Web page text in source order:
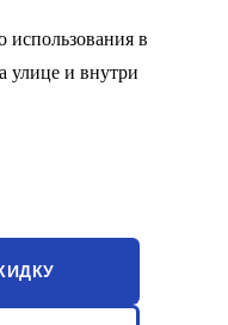
использования в
улице и внутри